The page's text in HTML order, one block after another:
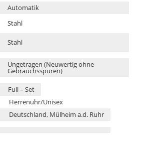
Automatik
Stahl
Stahl
Ungetragen (Neuwertig ohne
Gebrauchsspuren)
Full – Set
Herrenuhr/Unisex
Deutschland, Mülheim a.d. Ruhr